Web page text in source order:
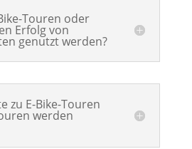
Touren oder
Erfolg von
genutzt werden?
zu E-Bike-Touren
werden